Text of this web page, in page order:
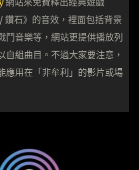
網站來免費釋出經典遊戲
鑽石》的音效，裡面包括背景
鬥音樂等，網站更提供播放列
自組曲目。不過大家要注意，
應用在「非牟利」的影片或場